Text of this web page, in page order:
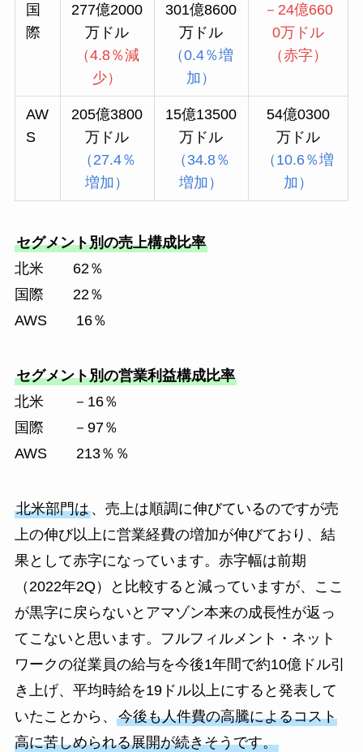
国
際
277億2000
万ドル
（4.8％減
少）
301億8600
万ドル
（0.4％増
加）
－24億660
0万ドル
（赤字）
AW
S
205億3800
万ドル
（27.4％
増加）
15億13500
万ドル
（34.8％
増加）
54億0300
万ドル
（10.6％増
加）
セグメント別の売上構成比率
北米 62％
国際 22％
AWS 16％
セグメント別の営業利益構成比率
北米 －16％
国際 －97％
AWS 213％％
北米部門は、売上は順調に伸びているのですが売
上の伸び以上に営業経費の増加が伸びており、結
果として赤字になっています。赤字幅は前期
（2022年2Q）と比較すると減っていますが、ここ
が黒字に戻らないとアマゾン本来の成長性が返っ
てこないと思います。フルフィルメント・ネット
ワークの従業員の給与を今後1年間で約10億ドル引
き上げ、平均時給を19ドル以上にすると発表して
いたことから、 今後も人件費の高騰によるコスト
高に苦しめられる展開が続きそうです。